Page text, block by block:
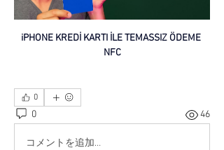
iPHONE KREDİ KARTI İLE TEMASSIZ ÖDEME
NFC
0
0 46
コメントを追加…